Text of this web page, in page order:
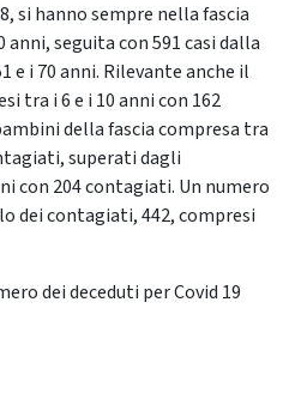
si hanno sempre nella fascia
anni, seguita con 591 casi dalla
e i 70 anni. Rilevante anche il
tra i 6 e i 10 anni con 162
della fascia compresa tra
superati dagli
con 204 contagiati. Un numero
dei contagiati, 442, compresi
dei deceduti per Covid 19